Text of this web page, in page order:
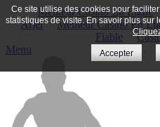
Meilleur Casino En Ligne
Arjel
Meilleur Casino En
Fiable
Menu
Ce site utilise des cookies pour
statistiques de visite. En savoir plus sur
Accepter